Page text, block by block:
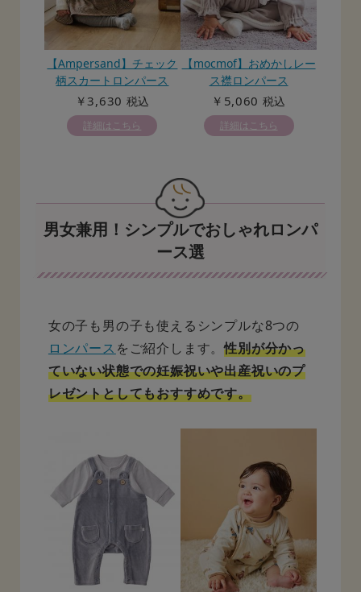
【Ampersand】チェック
柄スカートロンパース
￥3,630 税込
詳細はこちら
【mocmof】おめかしレー
ス襟ロンパース
￥5,060 税込
詳細はこちら
男女兼用！シンプルでおしゃれロンパ
ース選
女の子も男の子も使えるシンプルな8つの
ロンパース をご紹介します。性別が分かっ
ていない状態での妊娠祝いや出産祝いのプ
レゼントとしてもおすすめです。